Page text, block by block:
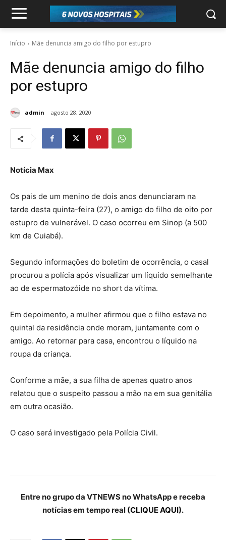
Início Mãe denuncia amigo do filho por estupro
Mãe denuncia amigo do filho
por estupro
admin agosto 28, 2020
Notícia Max
Os pais de um menino de dois anos denunciaram na
tarde desta quinta-feira (27), o amigo do filho de oito por
estupro de vulnerável. O caso ocorreu em Sinop (a 500
km de Cuiabá).
Segundo informações do boletim de ocorrência, o casal
procurou a polícia após visualizar um líquido semelhante
ao de espermatozóide no short da vítima.
Em depoimento, a mulher afirmou que o filho estava no
quintal da residência onde moram, juntamente com o
amigo. Ao retornar para casa, encontrou o líquido na
roupa da criança.
Conforme a mãe, a sua filha de apenas quatro anos
relatou que o suspeito passou a mão na em sua genitália
em outra ocasião.
O caso será investigado pela Polícia Civil.
Entre no grupo da VTNEWS no WhatsApp e receba
notícias em tempo real (CLIQUE AQUI).